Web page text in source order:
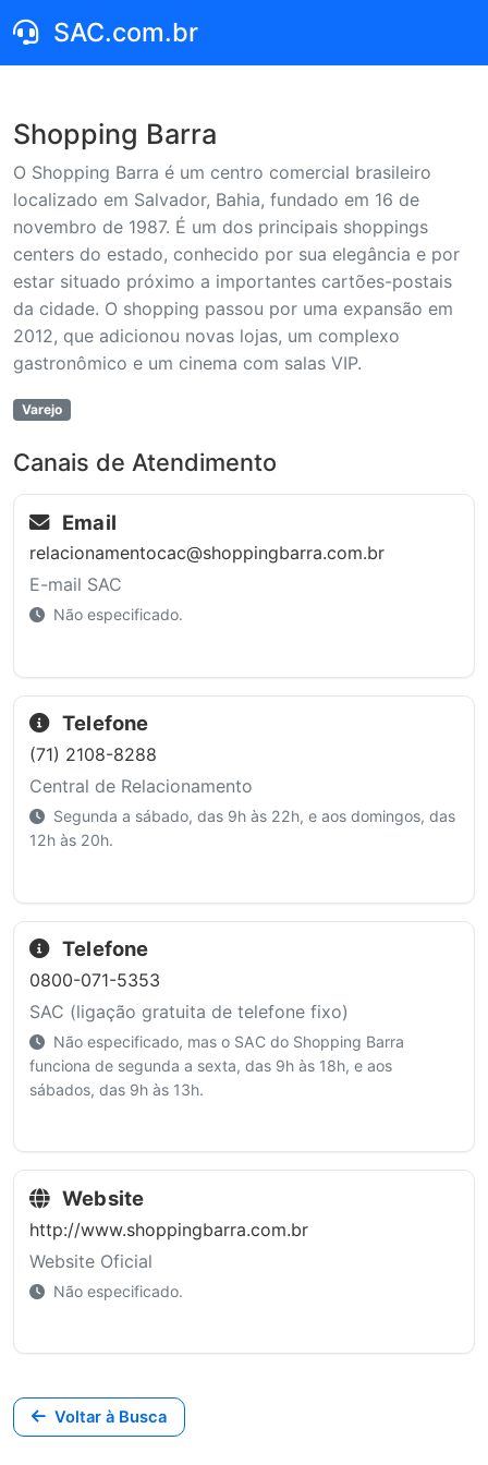
SAC.com.br
Shopping Barra
O Shopping Barra é um centro comercial brasileiro
localizado em Salvador, Bahia, fundado em 16 de
novembro de 1987. É um dos principais shoppings
centers do estado, conhecido por sua elegância e por
estar situado próximo a importantes cartões-postais
da cidade. O shopping passou por uma expansão em
2012, que adicionou novas lojas, um complexo
gastronômico e um cinema com salas VIP.
Varejo
Canais de Atendimento
Email
relacionamentocac@shoppingbarra.com.br
E-mail SAC
Não especificado.
Telefone
(71) 2108-8288
Central de Relacionamento
Segunda a sábado, das 9h às 22h, e aos domingos, das
12h às 20h.
Telefone
0800-071-5353
SAC (ligação gratuita de telefone fixo)
Não especificado, mas o SAC do Shopping Barra
funciona de segunda a sexta, das 9h às 18h, e aos
sábados, das 9h às 13h.
Website
http://www.shoppingbarra.com.br
Website Oficial
Não especificado.
Voltar à Busca